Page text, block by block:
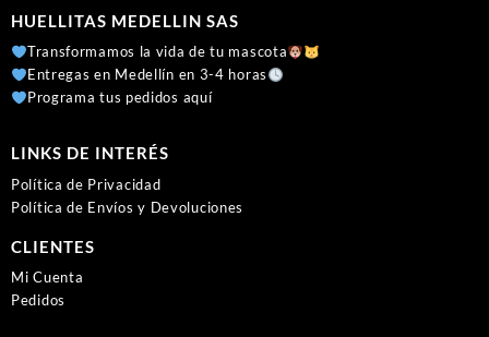
HUELLITAS MEDELLIN SAS
Transformamos la vida de tu mascota
Entregas en Medellín en 3-4 horas
Programa tus pedidos aquí
LINKS DE INTERÉS
Política de Privacidad
Política de Envíos y Devoluciones
CLIENTES
Mi Cuenta
Pedidos